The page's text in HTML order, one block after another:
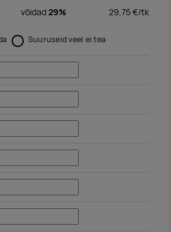
võidad29% 29,75€/tk
Suuruseid veel ei tea